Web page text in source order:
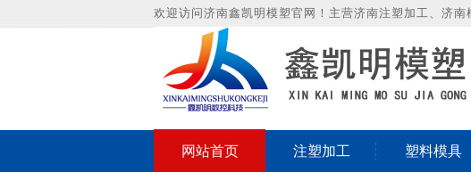
欢迎访问济南鑫凯明模塑官网！主营济南注塑加工、济南
网站首页 注塑加工 塑料模具